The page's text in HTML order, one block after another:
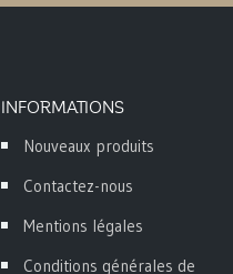
INFORMATIONS
Nouveaux produits
Contactez-nous
Mentions légales
Conditions générales de